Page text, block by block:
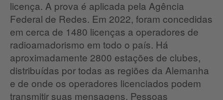
licença. A prova é aplicada pela Agência
Federal de Redes. Em 2022, foram concedidas
em cerca de 1480 licenças a operadores de
radioamadorismo em todo o país. Há
aproximadamente 2800 estações de clubes,
distribuídas por todas as regiões da Alemanha
e de onde os operadores licenciados podem
transmitir suas mensagens. Pessoas